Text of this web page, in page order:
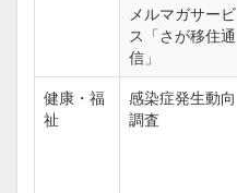
メルマガサービ
ス「さが移住通
信」
健康・福
祉
感染症発生動向
調査